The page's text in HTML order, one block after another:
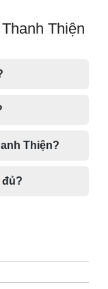
Thiện
Thiện?
đủ?